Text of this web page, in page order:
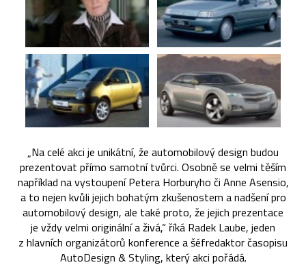
„Na celé akci je unikátní, že automobilový design budou
prezentovat přímo samotní tvůrci. Osobně se velmi těším
například na vystoupení Petera Horburyho či Anne Asensio,
a to nejen kvůli jejich bohatým zkušenostem a nadšení pro
automobilový design, ale také proto, že jejich prezentace
je vždy velmi originální a živá,“ říká Radek Laube, jeden
z hlavních organizátorů konference a šéfredaktor časopisu
AutoDesign & Styling, který akci pořádá.